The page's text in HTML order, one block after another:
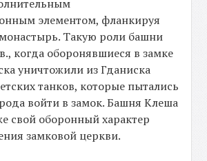
элементом, фланкируя
Такую роли башни
когда оборонявшиеся в замке
уничтожили из Гданиска
танков, которые пытались
войти в замок. Башня Клеша
свой оборонный характер
замковой церкви.